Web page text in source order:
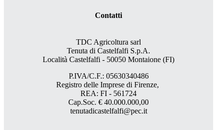
Contatti
TDC Agricoltura sarl
Tenuta di Castelfalfi S.p.A.
Località Castelfalfi - 50050 Montaione (FI)
P.IVA/C.F.: 05630340486
Registro delle Imprese di Firenze,
REA: FI - 561724
Cap.Soc. € 40.000.000,00
tenutadicastelfalfi@pec.it